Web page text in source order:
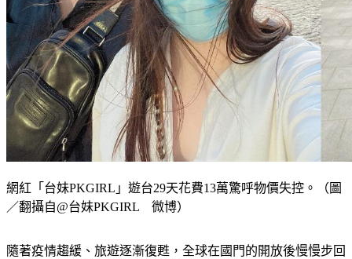
／翻攝自@台妹PKGIRL 微博）
正軌，不少人也久違的踏出國門「充實人生」；不過一名嫁到